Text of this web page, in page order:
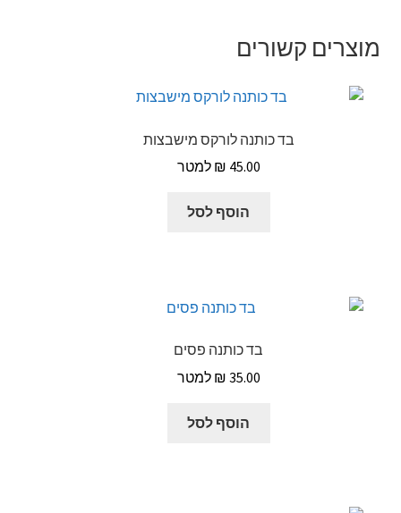
מוצרים קשורים
בד כותנה לורקס מישבצות
45.00
₪
הוסף לסל
בד כותנה פסים
35.00
₪
הוסף לסל